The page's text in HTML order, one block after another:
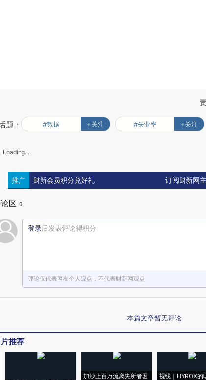
题： #数据 +关注 #失业率 +关注
Loading...
推广 财新会员积分兑好礼 订阅财新网
区 0
登录后发表评论得积分
评论仅代表网友个人观点，不代表财新网观点
本篇文章暂无评论
片推荐
加沙上百万流离失所者困
视线｜HYROX的